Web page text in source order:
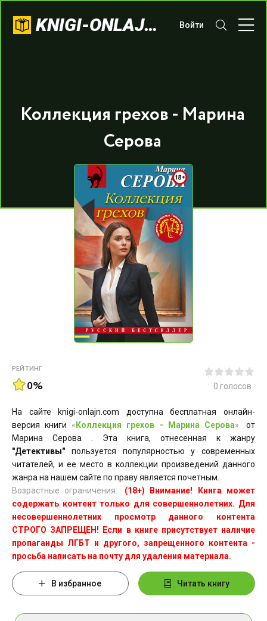
KNIGI-ONLAJN.COM Войти
Коллекция грехов - Марина
Серова
РЕЙТИНГ
0% 0 голосов
На сайте knigi-onlajn.com доступна бесплатная онлайн-
версия книги « Коллекция грехов - Марина Серова»
от
Марина Серова . Эта книга, отнесенная к жанру
"Детективы" пользуется популярностью у современных
читателей, и ее место в коллекции произведений данного
жанра на нашем сайте по праву является почетным.
Возрастные ограничения:
(18+) Внимание! Книга может
содержать контент только для совершеннолетних. Для
несовершеннолетних просмотр данного контента
СТРОГО ЗАПРЕЩЕН! Если в книге присутствует наличие
пропаганды ЛГБТ и другого, запрещенного контента -
просьба написать на почту для удаления материала.
В избранное Читать книгу